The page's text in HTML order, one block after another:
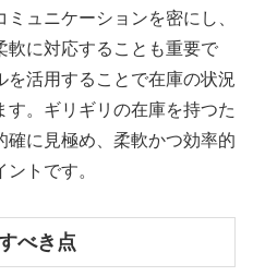
ュニケーションを密にし、
軟に対応することも重要で
活用することで在庫の状況
す。ギリギリの在庫を持つた
に見極め、柔軟かつ効率的
トです。
べき点